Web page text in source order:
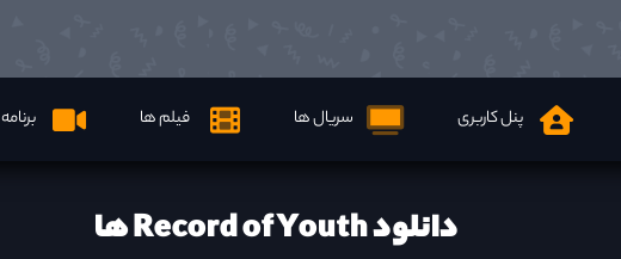
پنل کاربری سریال ها فیلم ها برنامه
دانلود Record of Youth ها